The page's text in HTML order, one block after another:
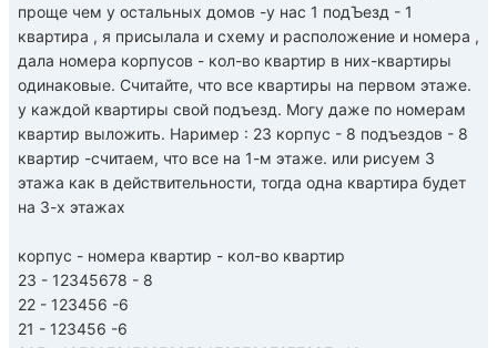
проще чем у остальных домов -у нас 1 подЪезд - 1
квартира , я присылала и схему и расположение и номера ,
дала номера корпусов - кол-во квартир в них-квартиры
одинаковые. Считайте, что все квартиры на первом этаже.
у каждой квартиры свой подъезд. Могу даже по номерам
квартир выложить. Наример : 23 корпус - 8 подъездов - 8
квартир -считаем, что все на 1-м этаже. или рисуем 3
этажа как в действительности, тогда одна квартира будет
на 3-х этажах
корпус - номера квартир - кол-во квартир
23 - 12345678 - 8
22 - 123456 -6
21 - 123456 -6